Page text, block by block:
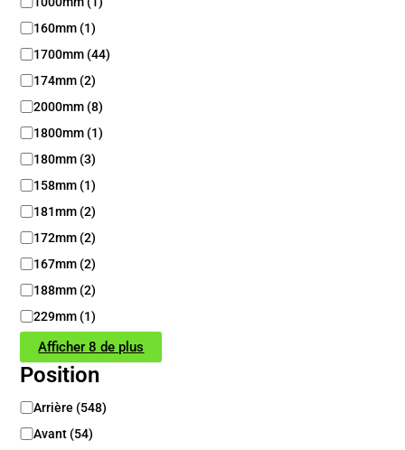
u
e
u
r
160mm (1)
1700mm (44)
174mm (2)
2000mm (8)
1800mm (1)
180mm (3)
158mm (1)
181mm (2)
172mm (2)
167mm (2)
188mm (2)
229mm (1)
Afficher 8 de plus
Position
P
s
Arrière (548)
Avant (54)